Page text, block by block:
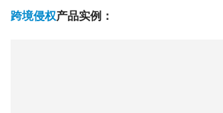
跨境侵权产品实例：